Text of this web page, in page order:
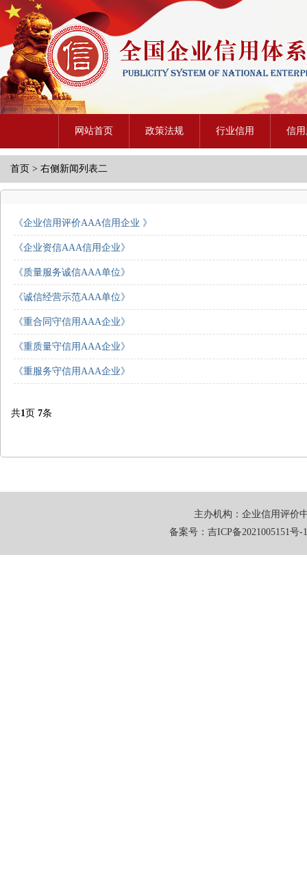
网站首页 政策法规 行业信用 信
首页 > 右侧新闻列表二
《企业信用评价AAA信用企业 》
《企业资信AAA信用企业》
《质量服务诚信AAA单位》
《诚信经营示范AAA单位》
《重合同守信用AAA企业》
《重质量守信用AAA企业》
《重服务守信用AAA企业》
共1页 7条
主办机构：企业信用评
备案号： 吉ICP备2021005151号-1